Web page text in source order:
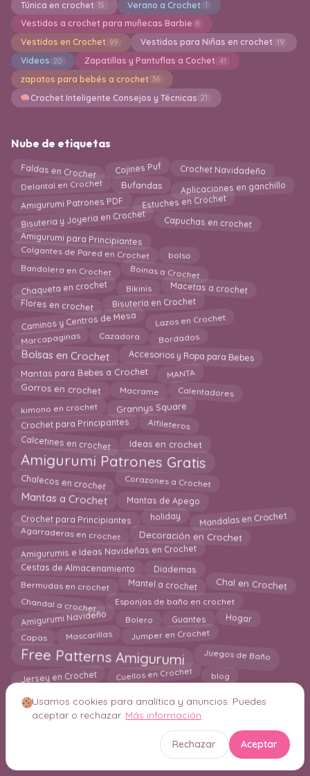
Túnica en crochet 15 Verano a Crochet 1
Vestidos a crochet para muñecas Barbie 8
Vestidos en Crochet 99 Vestidos para Niñas en crochet 19
Videos 20 Zapatillas y Pantuflas a Cochet 41
zapatos para bebés a crochet 36
Crochet Inteligente Consejos y Técnicas 21
Nube de etiquetas
Faldas en Crochet Cojines Puf Crochet Navidadeño
Delantal en Crochet Bufandas Aplicaciones en ganchillo
Amigurumi Patrones PDF Estuches en Crochet
Bisuteria y Joyeria en Crochet Capuchas en crochet
Amigurumi para Principiantes
Colgantes de Pared en Crochet bolso
Bandolera en Crochet Boinas a Crochet
Chaqueta en crochet Bikinis Macetas a crochet
Flores en crochet Bisutería en Crochet
Caminos y Centros de Mesa Lazos en Crochet
Marcapaginas Cazadora Bordados
Bolsas en Crochet Accesorios y Ropa para Bebes
Mantas para Bebes a Crochet MANTA
Gorros en crochet Macrame Calentadores
kimono en crochet Grannys Square
Crochet para Principantes Alfileteros
Calcetines en crochet Ideas en crochet
Amigurumi Patrones Gratis
Chalecos en crochet Corazones a Crochet
Mantas a Crochet Mantas de Apego
Crochet para Principiantes holiday Mandalas en Crochet
Agarraderas en crochet Decoración en Crochet
Amigurumis e Ideas Navideñas en Crochet
Cestas de Almacenamiento Diademas
Bermudas en crochet Mantel a crochet Chal en Crochet
Chandal a crochet Esponjas de baño en crochet
Amigurumi Navideño Bolero Guantes Hogar
Capas Mascarillas Jumper en Crochet
Free Patterns Amigurumi Juegos de Baño
Jersey en Crochet Cuellos en Crochet blog
Los Mejores 25 Patrones
Amigurumi Juguetes para Bebes Camiseta en crochet
Marcos Decorativos en Crochet
Colgantes de Plantas en Crochet
Usamos cookies para analítica y anuncios. Puedes
aceptar o rechazar. Más información
Rechazar Aceptar